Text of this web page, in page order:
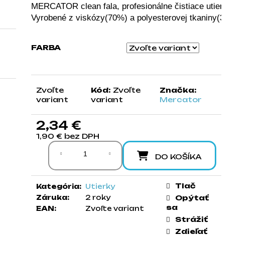
MERCATOR clean fala, profesionálne čistiace utierky v rolke.
Vyrobené z viskózy(70%) a polyesterovej tkaniny(30%)
FARBA
Zvoľte
variant
Kód: Zvoľte
variant
Značka:
Mercator
2,34 €
1,90 € bez DPH
Jednotková cena:
DO KOŠÍKA
Kategória: Utierky
Záruka:
2 roky
EAN: Zvoľte variant
Tlač
Opýtať
sa
Strážiť
Zdieľať